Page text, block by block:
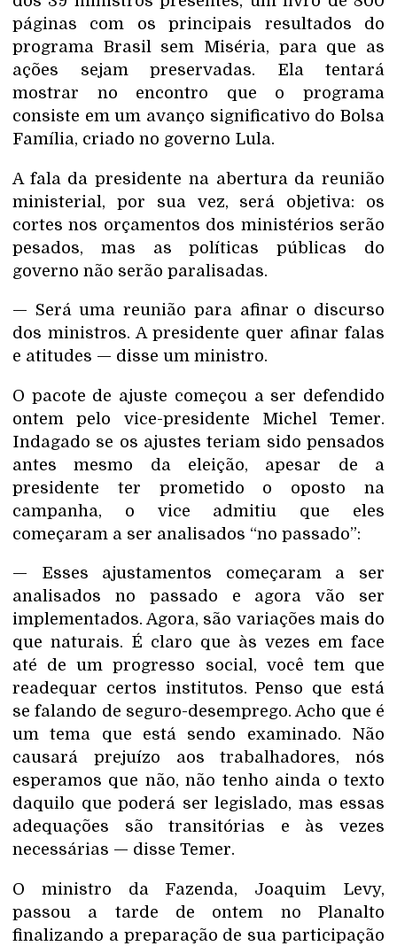
páginas com os principais resultados do
programa Brasil sem Miséria, para que as
ações sejam preservadas. Ela tentará
mostrar no encontro que o programa
consiste em um avanço significativo do Bolsa
Família, criado no governo Lula.
A fala da presidente na abertura da reunião
ministerial, por sua vez, será objetiva: os
cortes nos orçamentos dos ministérios serão
pesados, mas as políticas públicas do
governo não serão paralisadas.
— Será uma reunião para afinar o discurso
dos ministros. A presidente quer afinar falas
e atitudes — disse um ministro.
O pacote de ajuste começou a ser defendido
ontem pelo vice-presidente Michel Temer.
Indagado se os ajustes teriam sido pensados
antes mesmo da eleição, apesar de a
presidente ter prometido o oposto na
campanha, o vice admitiu que eles
começaram a ser analisados “no passado”:
— Esses ajustamentos começaram a ser
analisados no passado e agora vão ser
implementados. Agora, são variações mais do
que naturais. É claro que às vezes em face
até de um progresso social, você tem que
readequar certos institutos. Penso que está
se falando de seguro-desemprego. Acho que é
um tema que está sendo examinado. Não
causará prejuízo aos trabalhadores, nós
esperamos que não, não tenho ainda o texto
daquilo que poderá ser legislado, mas essas
adequações são transitórias e às vezes
necessárias — disse Temer.
O ministro da Fazenda, Joaquim Levy,
passou a tarde de ontem no Planalto
finalizando a preparação de sua participação